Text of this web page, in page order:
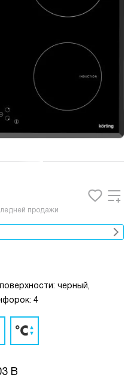
продажи
черный,
4
B